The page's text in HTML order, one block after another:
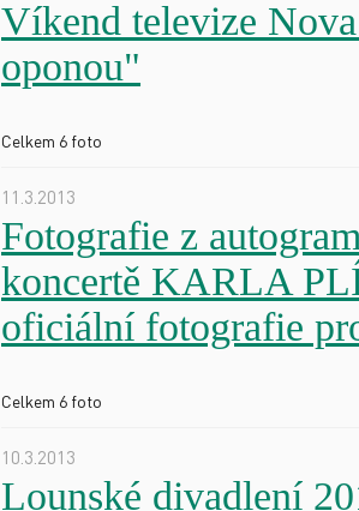
Víkend televize
oponou"
Celkem 6 foto
11.3.2013
Fotografie z
koncertě KARLA
oficiální fotografie
Celkem 6 foto
10.3.2013
Lounské divadlení